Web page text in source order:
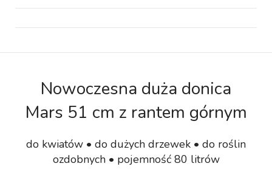
Nowoczesna duża donica
Mars 51 cm z rantem górnym
do kwiatów • do dużych drzewek • do roślin
ozdobnych • pojemność 80 litrów